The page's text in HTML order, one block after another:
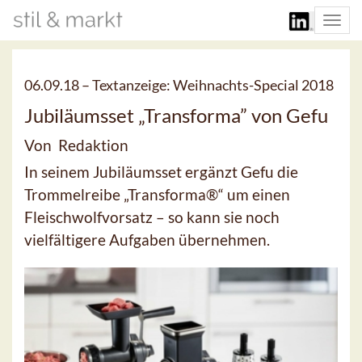
06.09.18 –Textanzeige: Weihnachts-Special 2018
Jubiläumsset „Transforma” von Gefu
Von Redaktion
In seinem Jubiläumsset ergänzt Gefu die
Trommelreibe „Transforma®“ um einen
Fleischwolfvorsatz – so kann sie noch
vielfältigere Aufgaben übernehmen.